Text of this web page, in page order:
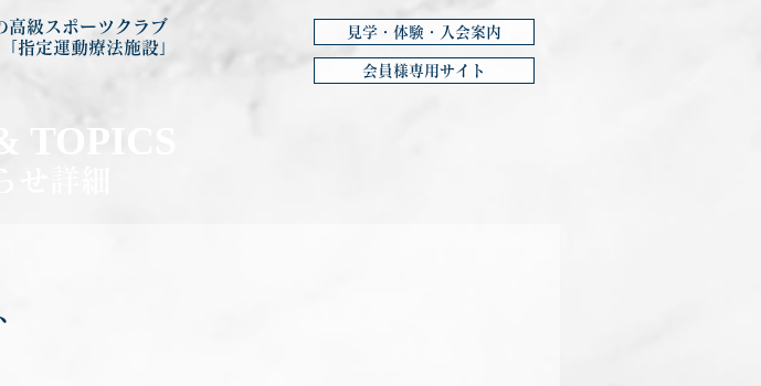
高級スポーツクラブ
指定運動療法施設」
見学・体験・入会案内
会員様専用サイト
TOP
せ詳細